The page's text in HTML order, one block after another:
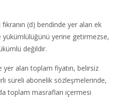
fıkranın (d) bendinde yer alan ek
yerine getirmezse,
değildir.
yer alan toplam fiyatın, belirsiz
süreli abonelik sözleşmelerinde,
toplam masrafları içermesi